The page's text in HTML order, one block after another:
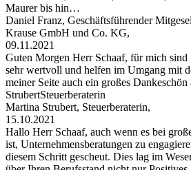
Maurer bis hin…
Daniel Franz, Geschäftsführender
Krause GmbH und Co. KG,
09.11.2021
Guten Morgen Herr Schaaf, für mich sind
sehr wertvoll und helfen im Umgang mit
meiner Seite auch ein großes
StrubertSteuerberaterin
Martina Strubert, Steuerberaterin,
15.10.2021
Hallo Herr Schaaf, auch wenn es bei
ist, Unternehmensberatungen zu
diesem Schritt gescheut. Dies lag im